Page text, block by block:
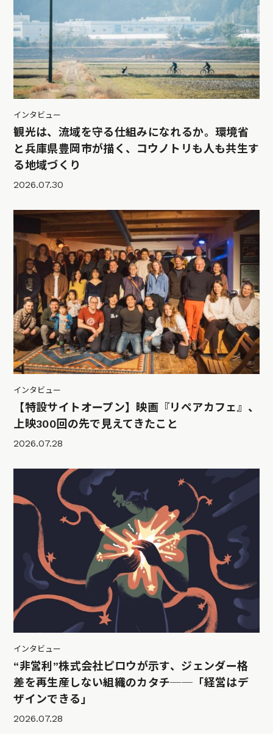
インタビュー
観光は、流域を守る仕組みになれるか。環境省
と兵庫県豊岡市が描く、コウノトリも人も共生す
る地域づくり
2026.07.30
インタビュー
【特設サイトオープン】映画『リペアカフェ』、
上映300回の先で見えてきたこと
2026.07.28
インタビュー
“非営利”株式会社ピロウが示す、ジェンダー格
差を再生産しない組織のカタチ──「経営はデ
ザインできる」
2026.07.28